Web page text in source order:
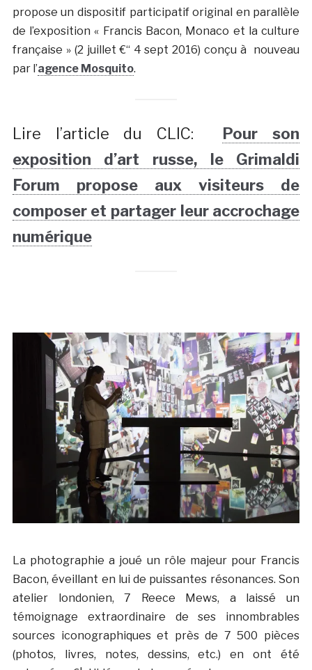
propose un dispositif participatif original en parallèle
de l’exposition « Francis Bacon, Monaco et la culture
française » (2 juillet €“ 4 sept 2016) conçu à nouveau
par l’agence Mosquito.
Lire l’article du CLIC: Pour son
exposition d’art russe, le Grimaldi
Forum propose aux visiteurs de
composer et partager leur accrochage
numérique
La photographie a joué un rôle majeur pour Francis
Bacon, éveillant en lui de puissantes résonances. Son
atelier londonien, 7 Reece Mews, a laissé un
témoignage extraordinaire de ses innombrables
sources iconographiques et près de 7 500 pièces
(photos, livres, notes, dessins, etc.) en ont été